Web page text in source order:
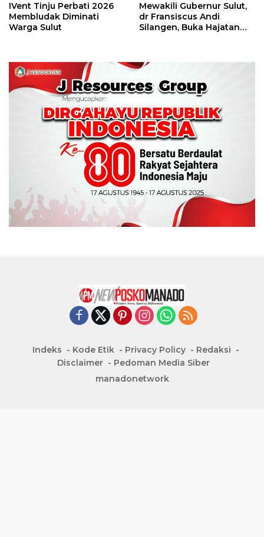
IVent Tinju Perbati 2026
Membludak Diminati
Warga Sulut
Mewakili Gubernur Sulut,
dr Fransiscus Andi
Silangen, Buka Hajatan
Indeks Kode Etik Privacy Policy
Redaksi
Disclaimer
Pedoman Media Siber
manadonetwork